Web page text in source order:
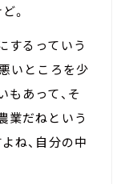
。
するっていう
いところを少
あって、そ
業だねという
ね、自分の中